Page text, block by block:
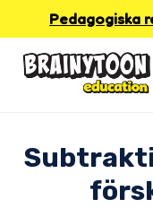
content
Pedagogiska